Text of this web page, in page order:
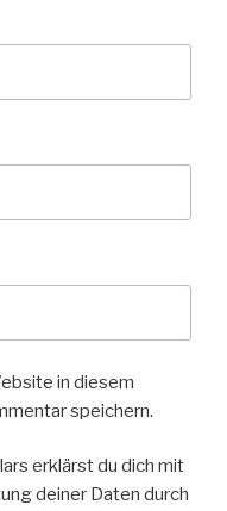
in diesem
speichern.
erklärst du dich mit
deiner Daten durch